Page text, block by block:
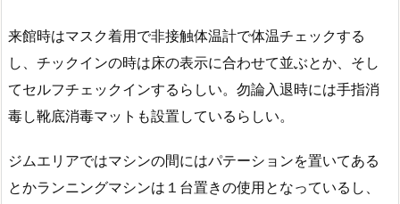
来館時はマスク着用で非接触体温計で体温チェックする
し、チックインの時は床の表示に合わせて並ぶとか、そし
てセルフチェックインするらしい。勿論入退時には手指消
毒し靴底消毒マットも設置しているらしい。
ジムエリアではマシンの間にはパテーションを置いてある
とかランニングマシンは１台置きの使用となっているし、